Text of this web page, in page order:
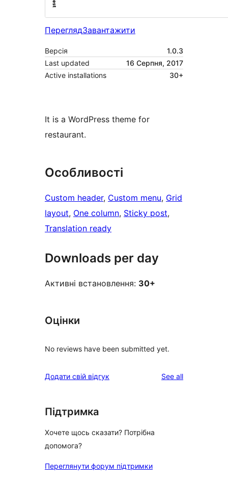
ПереглядЗавантажити
Версія
1.0.3
Last updated
16 Серпня, 2017
Active installations
30+
It is a WordPress theme for
restaurant.
Особливості
Custom header, Custom menu, Grid
layout, One column, Sticky post
Translation ready
Downloads per day
Активні встановлення: 30+
Оцінки
No reviews have been submitted yet.
Додати свій відгук See allreviews
Підтримка
Хочете щось сказати? Потрібна
допомога?
Переглянути форум підтримки